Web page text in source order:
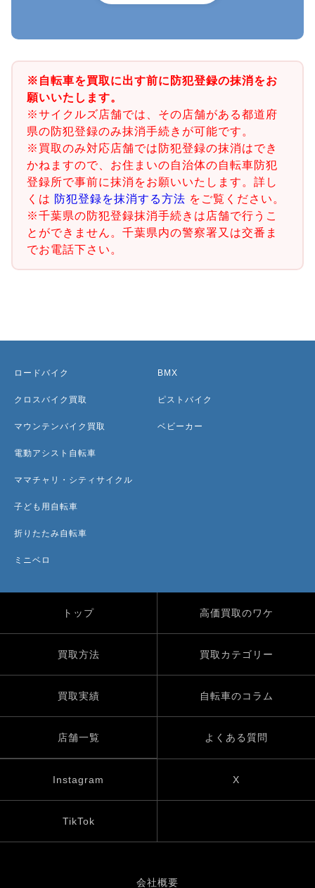
※自転車を買取に出す前に防犯登録の抹消をお
願いいたします。
※サイクルズ店舗では、その店舗がある都道府
県の防犯登録のみ抹消手続きが可能です。
※買取のみ対応店舗では防犯登録の抹消はでき
かねますので、お住まいの自治体の自転車防犯
登録所で事前に抹消をお願いいたします。詳し
くは 防犯登録を抹消する方法 をご覧ください。
※千葉県の防犯登録抹消手続きは店舗で行うこ
とができません。千葉県内の警察署又は交番ま
でお電話下さい。
ロードバイク
クロスバイク買取
マウンテンバイク買取
電動アシスト自転車
ママチャリ・シティサイクル
子ども用自転車
折りたたみ自転車
ミニベロ
BMX
ピストバイク
ベビーカー
トップ 高価買取のワケ
買取方法 買取カテゴリー
買取実績 自転車のコラム
店舗一覧 よくある質問
Instagram X
TikTok
会社概要